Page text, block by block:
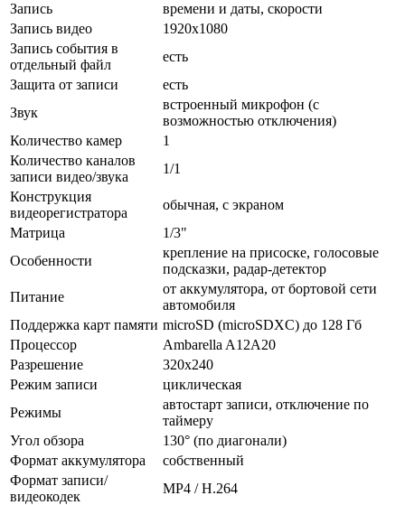
Запись
времени и даты, скорости
Запись видео
1920x1080
Запись события в
отдельный файл
есть
Защита от записи
есть
Звук
встроенный микрофон (с
возможностью отключения)
Количество камер
1
Количество каналов
записи видео/звука
1/1
Конструкция
видеорегистратора
обычная, с экраном
Матрица
1/3"
Особенности
крепление на присоске, голосовые
подсказки, радар-детектор
Питание
от аккумулятора, от бортовой сети
автомобиля
Поддержка карт памяти microSD (microSDXC) до 128 Гб
Процессор
Ambarella A12A20
Разрешение
320x240
Режим записи
циклическая
Режимы
автостарт записи, отключение по
таймеру
Угол обзора
130° (по диагонали)
Формат аккумулятора
собственный
Формат записи/
видеокодек
MP4 / H.264